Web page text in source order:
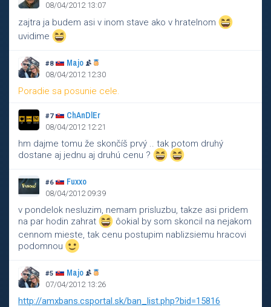
08/04/2012 13:07
zajtra ja budem asi v inom stave ako v hratelnom
uvidime
#8 Majo
08/04/2012 12:30
Poradie sa posunie cele.
#7 ChAnDlEr
08/04/2012 12:21
hm dajme tomu že skončíš prvý .. tak potom druhý
dostane aj jednu aj druhú cenu ?
#6 Fuxxo
08/04/2012 09:39
v pondelok nesluzim, nemam prisluzbu, takze asi pridem
na par hodin zahrat
ôokial by som skoncil na nejakom
cennom mieste, tak cenu postupim nablizsiemu hracovi
podomnou
#5 Majo
07/04/2012 13:26
http://amxbans.csportal.sk/ban_list.php?bid=15816